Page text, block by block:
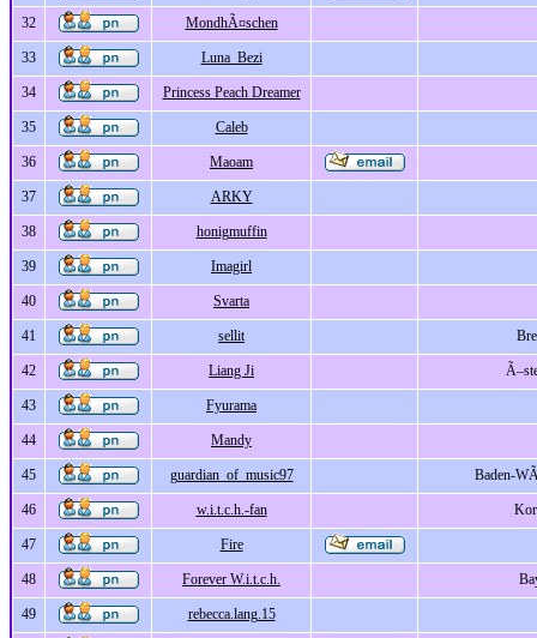
32 MondhÃ¤schen
33 Luna_Bezi
34 Princess Peach Dreamer
35 Caleb
36 Maoam
37 ARKY
38 honigmuffin
39 Imagirl
40 Svarta
41 sellit
42 Liang Ji
43 Fyurama
44 Mandy
45 guardian_of_music97 Baden-
46 w.i.t.c.h.-fan
47 Fire
48 Forever W.i.t.c.h.
49 rebecca.lang.15